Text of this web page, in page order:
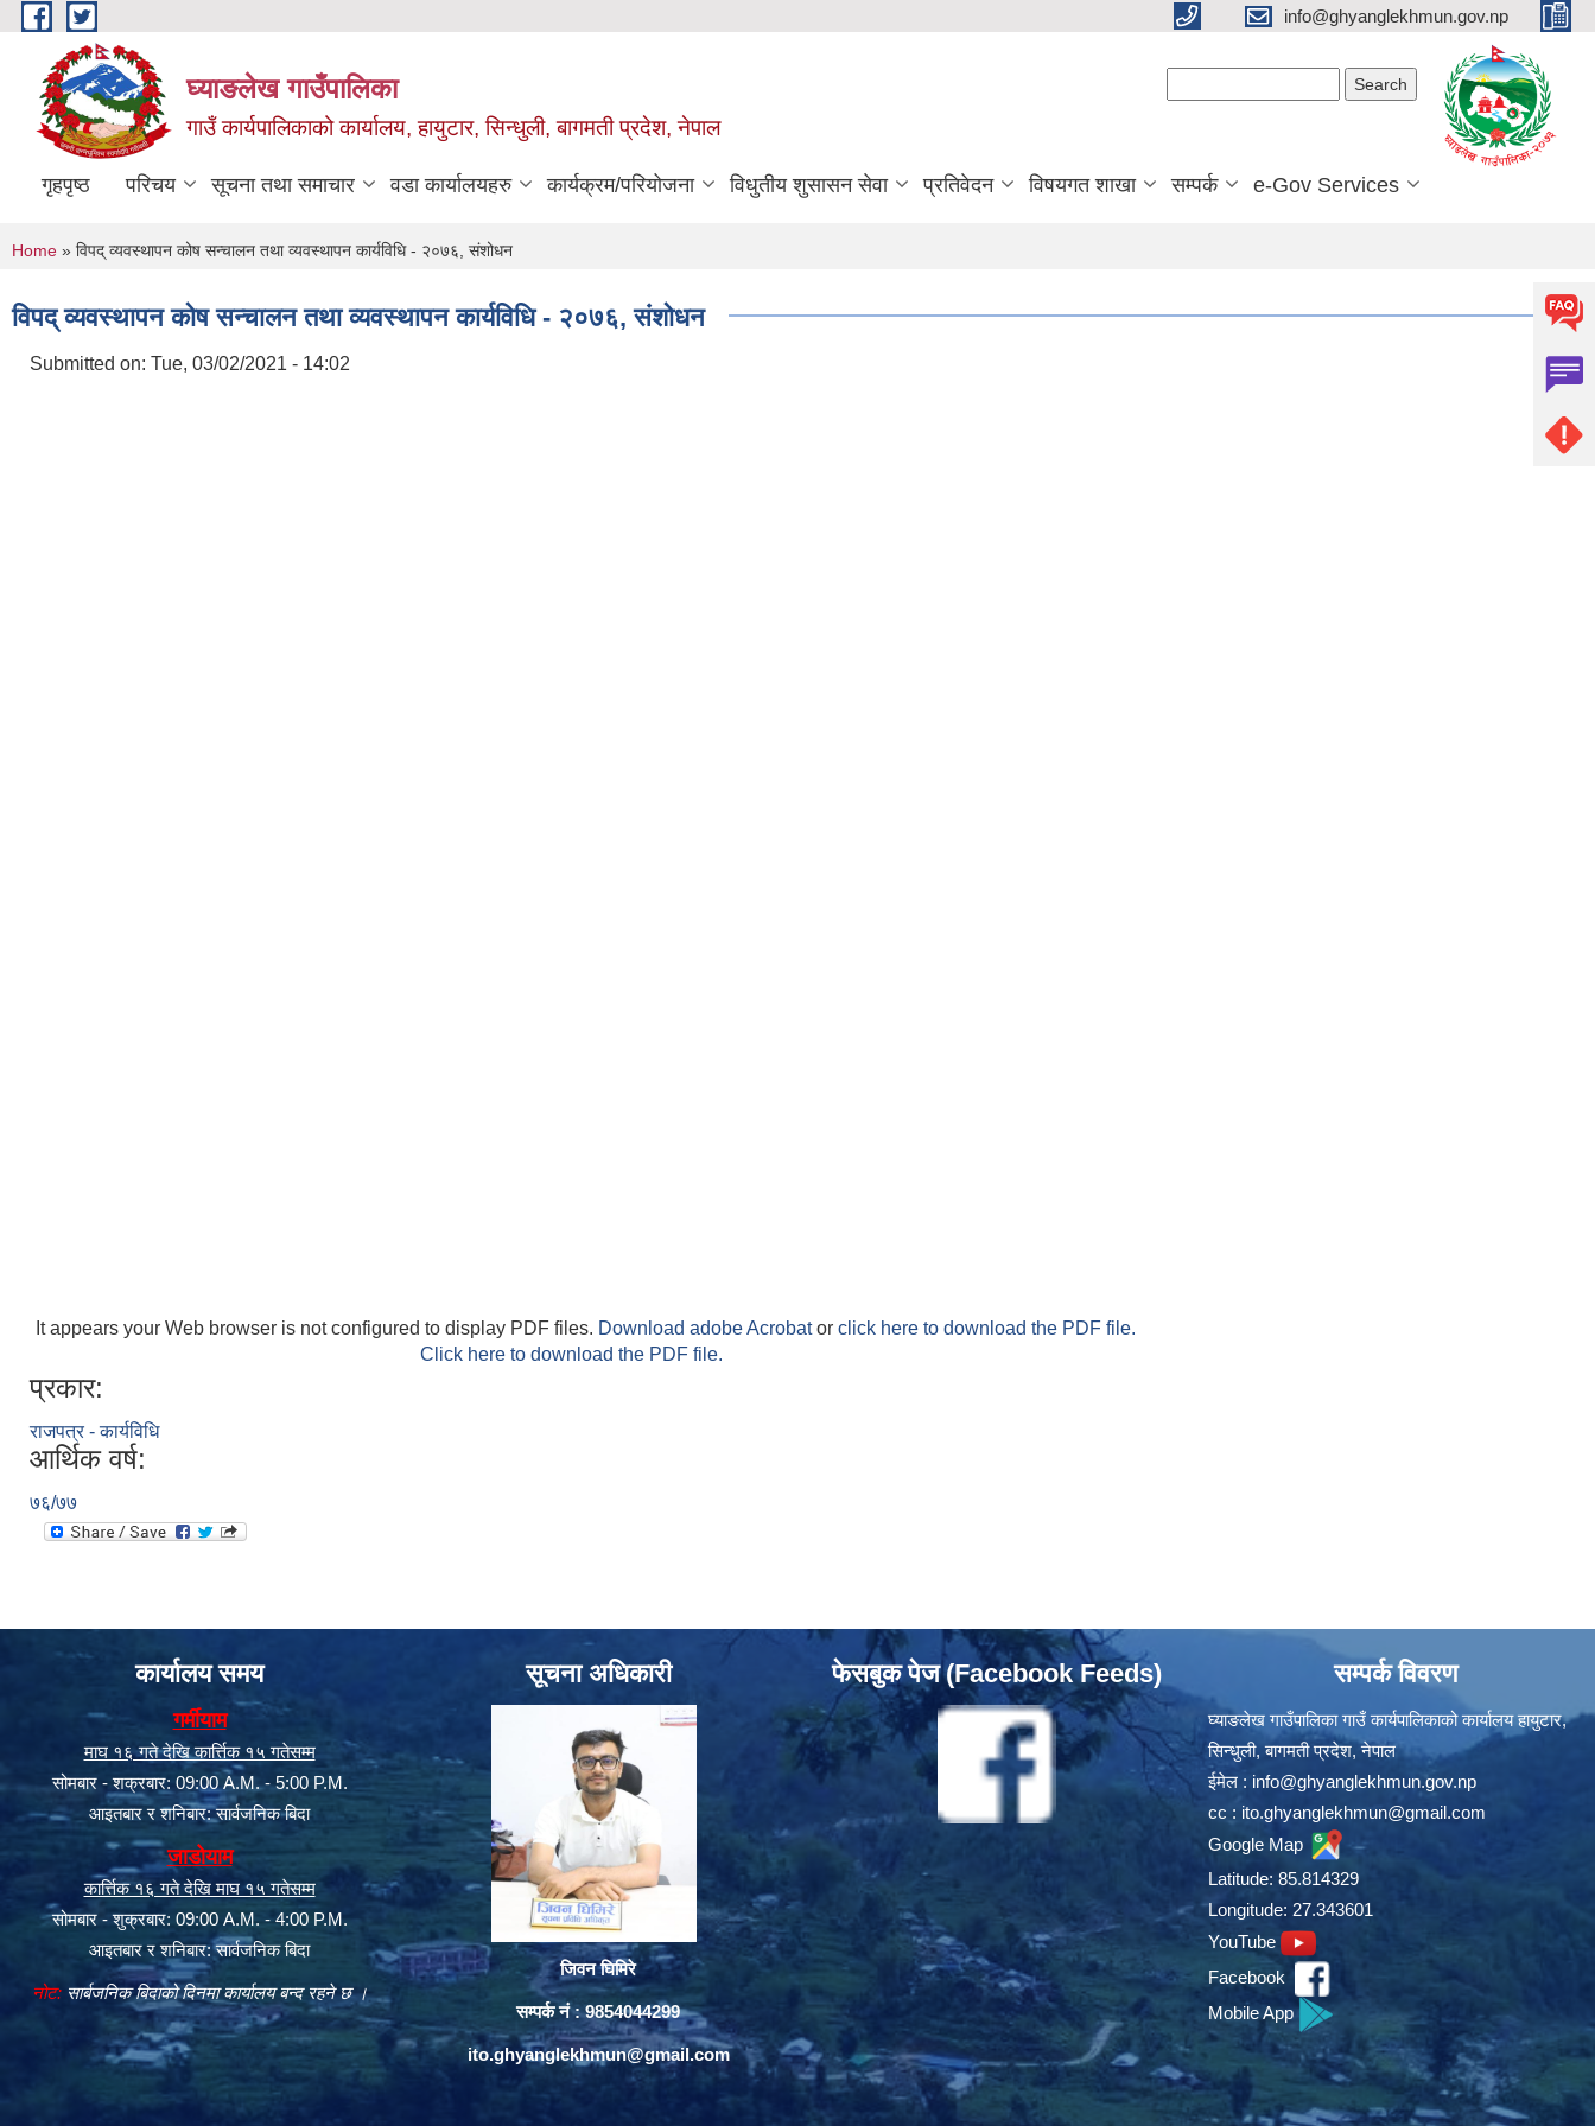
Skip to main content info@ghyanglekhmun.gov.np
घ्याङलेख गाउँपालिका
गाउँ कार्यपालिकाको कार्यालय, हायुटार, सिन्धुली, बागमती प्रदेश, नेपाल
गृहपृष्ठ परिचय सूचना तथा समाचार वडा कार्यालयहरु कार्यक्रम/परियोजना विधुतीय शुसासन सेवा प्रतिवेदन विषयगत शाखा सम्पर्क e-Gov Services
You are here
Home » विपद् व्यवस्थापन कोष सन्चालन तथा व्यवस्थापन कार्यविधि - २०७६, संशोधन
विपद् व्यवस्थापन कोष सन्चालन तथा व्यवस्थापन कार्यविधि - २०७६, संशोधन
Submitted on: Tue, 03/02/2021 - 14:02
It appears your Web browser is not configured to display PDF files. Download adobe Acrobator click here to download the PDF file.
Click here to download the PDF file.
प्रकार:
राजपत्र - कार्यविधि
आर्थिक वर्ष:
७६/७७
कार्यालय समय
गर्मीयाम
माघ १६ गते देखि कार्त्तिक १५ गतेसम्म
सोमबार - शक्रबार: 09:00 A.M. - 5:00 P.M.
आइतबार र शनिबार: सार्वजनिक बिदा
जाडोयाम
कार्त्तिक १६ गते देखि माघ १५ गतेसम्म
सोमबार - शुक्रबार: 09:00 A.M. - 4:00 P.M.
आइतबार र शनिबार: सार्वजनिक बिदा
नोट:सार्बजनिक बिदाको दिनमा कार्यालय बन्द रहने छ ।
सूचना अधिकारी
जिवन घिमिरे
सम्पर्क नं : 9854044299
ito.ghyanglekhmun@gmail.com
फेसबुक पेज (Facebook Feeds) सम्पर्क विवरण
घ्याङलेख गाउँपालिका गाउँ कार्यपालिकाको कार्यालय हायुटार,
सिन्धुली, बागमती प्रदेश, नेपाल
ईमेल : info@ghyanglekhmun.gov.np
cc : ito.ghyanglekhmun@gmail.com
Google Map
Latitude: 85.814329
Longitude: 27.343601
YouTube
Facebook
Mobile App